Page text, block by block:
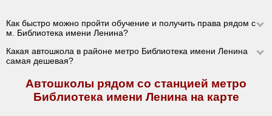
Как быстро можно пройти обучение и получить права рядом с
м. Библиотека имени Ленина?
Какая автошкола в районе метро Библиотека имени Ленина
самая дешевая?
Автошколы рядом со станцией метро
Библиотека имени Ленина на карте